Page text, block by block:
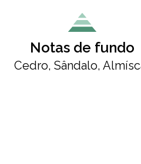
Notas de fundo
Cedro, Sândalo,